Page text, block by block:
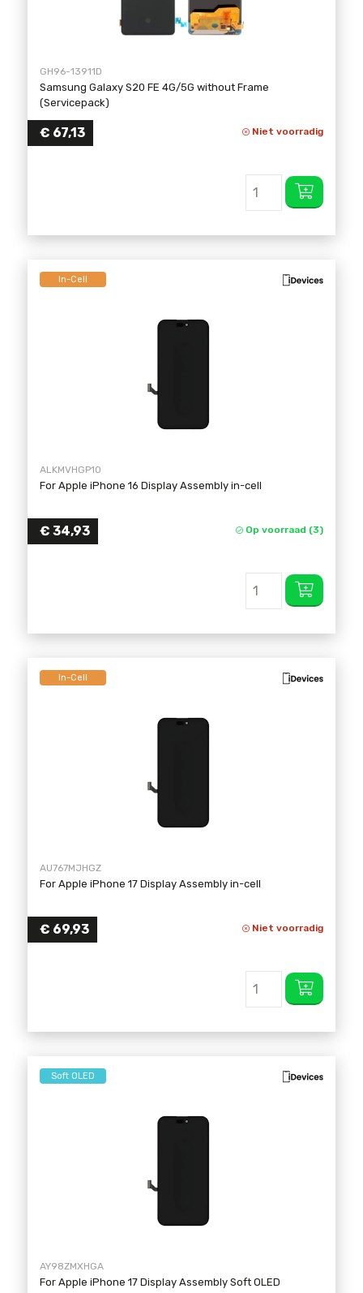
GH96-13911D
Samsung Galaxy S20 FE 4G/5G without Frame
(Servicepack)
€ 67,13 Niet voorradig
In-Cell
ALKMVHGP10
For Apple iPhone 16 Display Assembly in-cell
€ 34,93 Op voorraad (3)
In-Cell
AU767MJHGZ
For Apple iPhone 17 Display Assembly in-cell
€ 69,93 Niet voorradig
Soft OLED
AY98ZMXHGA
For Apple iPhone 17 Display Assembly Soft OLED